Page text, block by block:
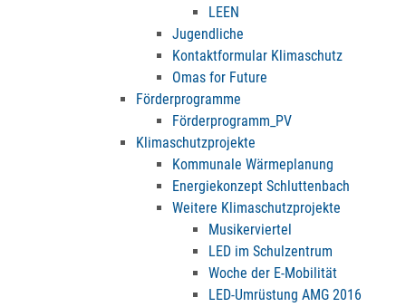
LEEN
Jugendliche
Kontaktformular Klimaschutz
Omas for Future
Förderprogramme
Förderprogramm_PV
Klimaschutzprojekte
Kommunale Wärmeplanung
Energiekonzept Schluttenbach
Weitere Klimaschutzprojekte
Musikerviertel
LED im Schulzentrum
Woche der E-Mobilität
LED-Umrüstung AMG 2016